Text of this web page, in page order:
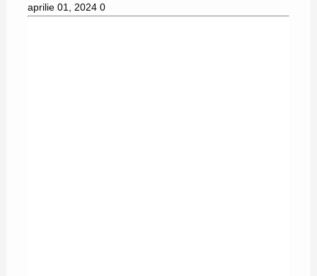
aprilie 01, 2024 0